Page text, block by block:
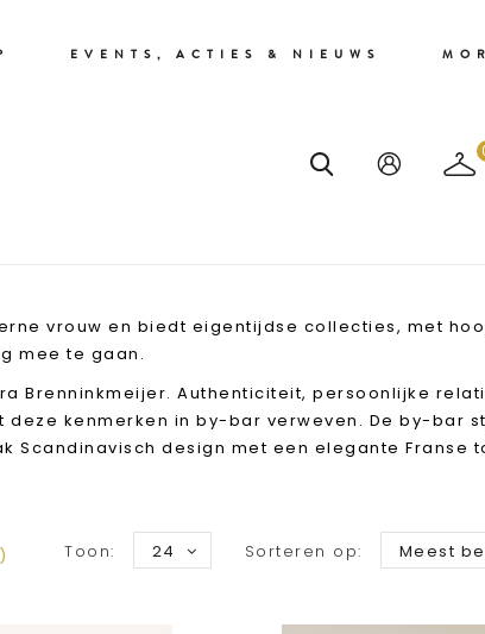
EVENTS, ACTIES & NIEUWS
vrouw en biedt eigentijdse collecties, met
mee te gaan.
Brenninkmeijer. Authenticiteit, persoonlijke
kenmerken in by-bar verweven. De by-bar
design met een elegante Franse
Sorteren op: Meest
Toon: 24